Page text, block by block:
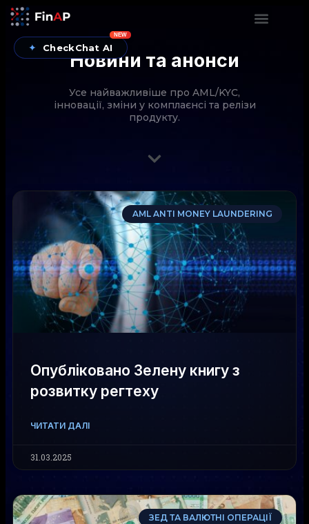
✦ CheckChat AI
NEW
Новини та анонси
Усе найважливіше про AML/KYC,
інновації, зміни у комплаєнсі та релізи
продукту.
AML ANTI MONEY LAUNDERING
Опубліковано Зелену книгу з
розвитку регтеху
ЧИТАТИ ДАЛІ
31.03.2025
ЗЕД ТА ВАЛЮТНІ ОПЕРАЦІЇ